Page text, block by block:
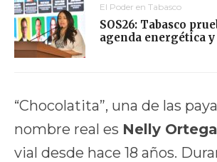
El Poder en Tabasco
SOS26: Tabasco
agenda energética
“Chocolatita”, una de las
nombre real es Nelly Ortega
vial desde hace 18 años.